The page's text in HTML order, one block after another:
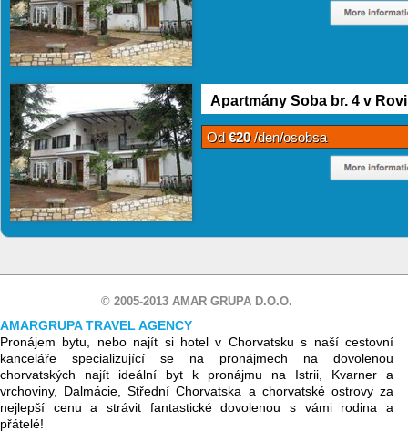
Apartmány Soba br. 4 v
Od€20/den/osobsa
© 2005-2013 AMAR GRUPA D.O.O.
AMARGRUPA TRAVEL AGENCY
Pronájem bytu, nebo najít si hotel v Chorvatsku s naší cestovní
kanceláře specializující se na pronájmech na dovolenou
chorvatských najít ideální byt k pronájmu na Istrii, Kvarner a
vrchoviny, Dalmácie, Střední Chorvatska a chorvatské ostrovy za
nejlepší cenu a strávit fantastické dovolenou s vámi rodina a
přátelé!